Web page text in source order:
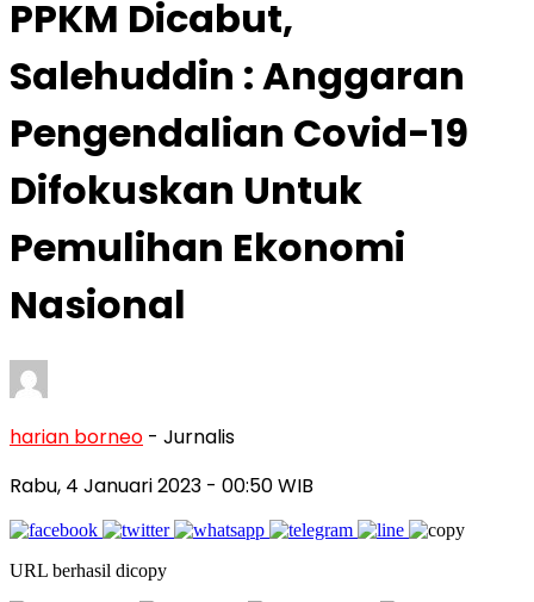
PPKM Dicabut,
Salehuddin : Anggaran
Pengendalian Covid-19
Difokuskan Untuk
Pemulihan Ekonomi
Nasional
harian borneo - Jurnalis
Rabu, 4 Januari 2023 - 00:50 WIB
URL berhasil dicopy